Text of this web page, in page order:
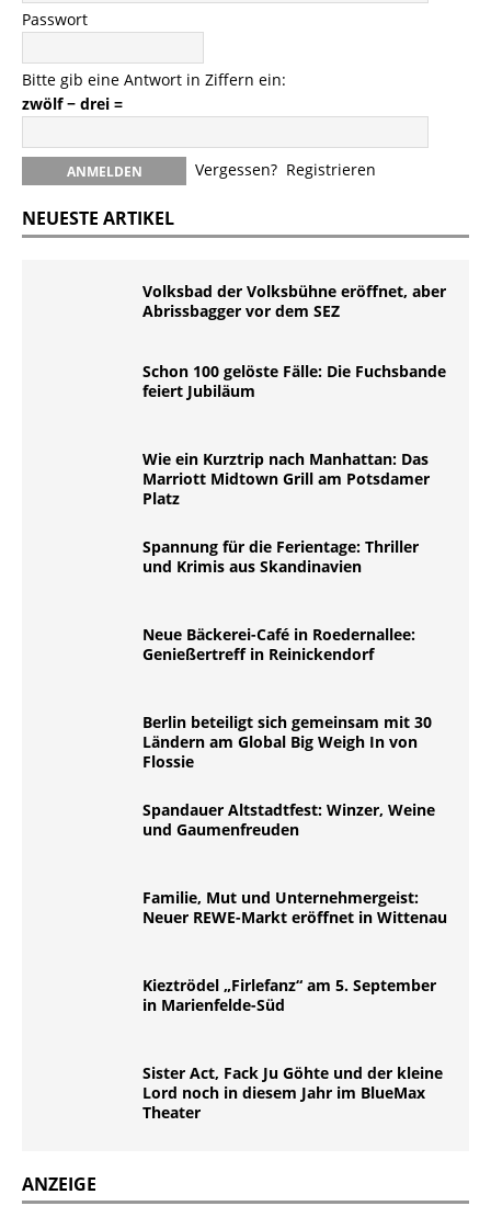
Passwort
Bitte gib eine Antwort in Ziffern ein:
zwölf − drei =
Vergessen? Registrieren
NEUESTE ARTIKEL
Volksbad der Volksbühne eröffnet, aber
Abrissbagger vor dem SEZ
Schon 100 gelöste Fälle: Die Fuchsbande
feiert Jubiläum
Wie ein Kurztrip nach Manhattan: Das
Marriott Midtown Grill am Potsdamer
Platz
Spannung für die Ferientage: Thriller
und Krimis aus Skandinavien
Neue Bäckerei-Café in Roedernallee:
Genießertreff in Reinickendorf
Berlin beteiligt sich gemeinsam mit 30
Ländern am Global Big Weigh In von
Flossie
Spandauer Altstadtfest: Winzer, Weine
und Gaumenfreuden
Familie, Mut und Unternehmergeist:
Neuer REWE-Markt eröffnet in Wittenau
Kieztrödel „Firlefanz“ am 5. September
in Marienfelde-Süd
Sister Act, Fack Ju Göhte und der kleine
Lord noch in diesem Jahr im BlueMax
Theater
ANZEIGE